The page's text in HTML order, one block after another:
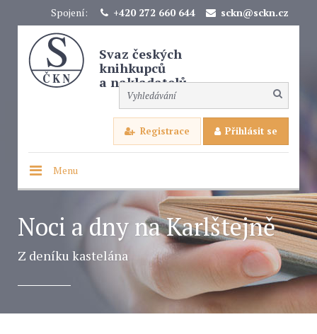
Spojení: +420 272 660 644 sckn@sckn.cz
Svaz českých
knihkupců
a nakladatelů
Registrace Přihlásit se
Menu
Noci a dny na Karlštejně
Z deníku kastelána